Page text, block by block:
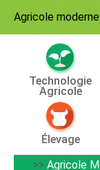
Agricole moderne
Technologie
Agricole
Élevage
>> Agricole